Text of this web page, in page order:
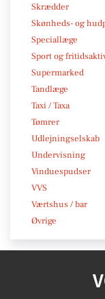
Skrædder
Skønheds- og
Speciallæge
Sport og
Supermarked
Tandlæge
Taxi / Taxa
Tømrer
Udlejningselskab
Undervisning
Vinduespudser
VVS
Værtshus / bar
Øvrige